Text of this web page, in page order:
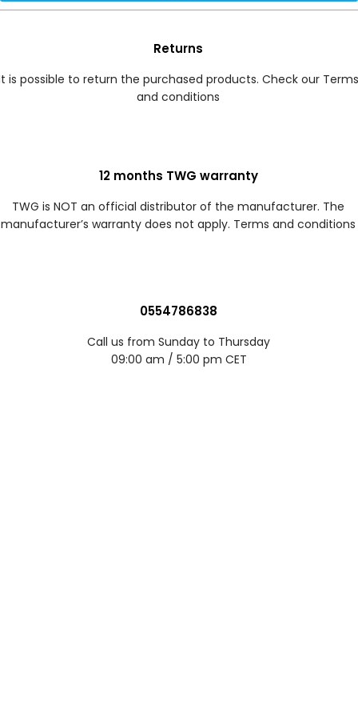
Returns
is possible to return the purchased products. Check our Terms
and conditions
12 months TWG warranty
TWG is NOT an official distributor of the manufacturer. The
manufacturer’s warranty does not apply. Terms and conditions
0554786838
Call us from Sunday to Thursday
09:00 am / 5:00 pm CET